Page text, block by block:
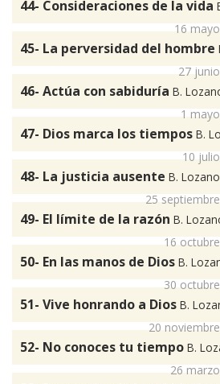
44- Consideraciones de la vida
16
45- La perversidad del hombre
27
46- Actúa con sabiduría B.
1
47- Dios marca los tiempos B.
10
48- La justicia ausente B. Lozano
25
49- El límite de la razón B.
16
50- En las manos de Dios B.
30
51- Vive honrando a Dios B.
20
52- No conoces tu tiempo B.
26